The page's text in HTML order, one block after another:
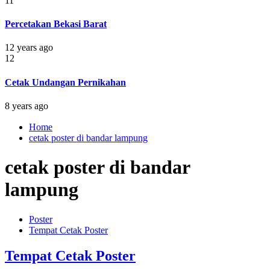
Percetakan Bekasi Barat
12 years ago
12
Cetak Undangan Pernikahan
8 years ago
Home
cetak poster di bandar lampung
cetak poster di bandar
lampung
Poster
Tempat Cetak Poster
Tempat Cetak Poster